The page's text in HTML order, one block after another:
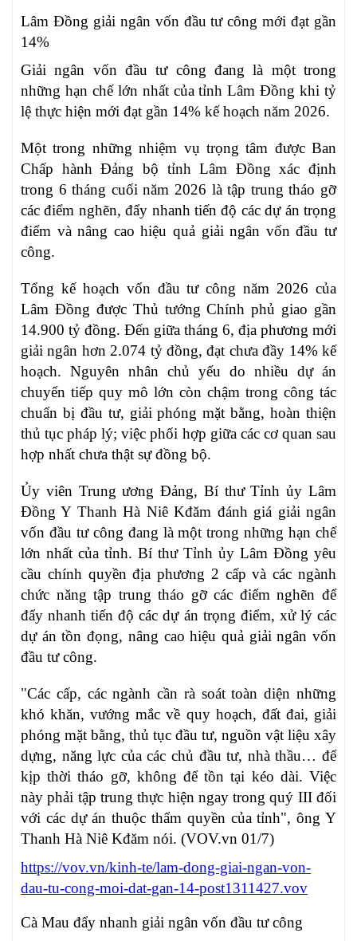
Lâm Đồng giải ngân vốn đầu tư công mới đạt gần
14%
Giải ngân vốn đầu tư công đang là một trong
những hạn chế lớn nhất của tỉnh Lâm Đồng khi tỷ
lệ thực hiện mới đạt gần 14% kế hoạch năm 2026.
Một trong những nhiệm vụ trọng tâm được Ban
Chấp hành Đảng bộ tỉnh Lâm Đồng xác định
trong 6 tháng cuối năm 2026 là tập trung tháo gỡ
các điểm nghẽn, đẩy nhanh tiến độ các dự án trọng
điểm và nâng cao hiệu quả giải ngân vốn đầu tư
công.
Tổng kế hoạch vốn đầu tư công năm 2026 của
Lâm Đồng được Thủ tướng Chính phủ giao gần
14.900 tỷ đồng. Đến giữa tháng 6, địa phương mới
giải ngân hơn 2.074 tỷ đồng, đạt chưa đầy 14% kế
hoạch. Nguyên nhân chủ yếu do nhiều dự án
chuyển tiếp quy mô lớn còn chậm trong công tác
chuẩn bị đầu tư, giải phóng mặt bằng, hoàn thiện
thủ tục pháp lý; việc phối hợp giữa các cơ quan sau
hợp nhất chưa thật sự đồng bộ.
Ủy viên Trung ương Đảng, Bí thư Tỉnh ủy Lâm
Đồng Y Thanh Hà Niê Kđăm đánh giá giải ngân
vốn đầu tư công đang là một trong những hạn chế
lớn nhất của tỉnh. Bí thư Tỉnh ủy Lâm Đồng yêu
cầu chính quyền địa phương 2 cấp và các ngành
chức năng tập trung tháo gỡ các điểm nghẽn để
đẩy nhanh tiến độ các dự án trọng điểm, xử lý các
dự án tồn đọng, nâng cao hiệu quả giải ngân vốn
đầu tư công.
"Các cấp, các ngành cần rà soát toàn diện những
khó khăn, vướng mắc về quy hoạch, đất đai, giải
phóng mặt bằng, thủ tục đầu tư, nguồn vật liệu xây
dựng, năng lực của các chủ đầu tư, nhà thầu… để
kịp thời tháo gỡ, không để tồn tại kéo dài. Việc
này phải tập trung thực hiện ngay trong quý III đối
với các dự án thuộc thẩm quyền của tỉnh", ông Y
Thanh Hà Niê Kđăm nói. (VOV.vn 01/7)
https://vov.vn/kinh-te/lam-dong-giai-ngan-von-
dau-tu-cong-moi-dat-gan-14-post1311427.vov
Cà Mau đẩy nhanh giải ngân vốn đầu tư công